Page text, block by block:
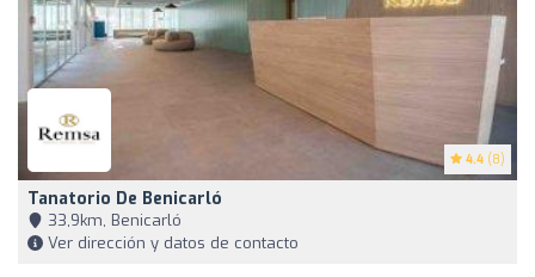
4.4 (8)
Tanatorio De Benicarló
33,9km, Benicarló
Ver dirección y datos de contacto